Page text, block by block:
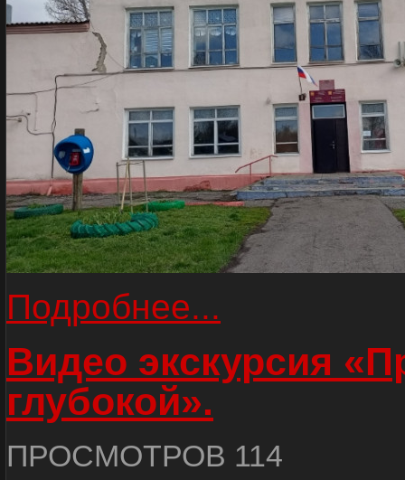
Подробнее...
Видео экскурсия
глубокой».
ПРОСМОТРОВ 114